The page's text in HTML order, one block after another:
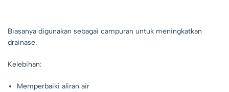
Biasanya digunakan sebagai campuran untuk meningkatkan
drainase.
Kelebihan:
Memperbaiki aliran air